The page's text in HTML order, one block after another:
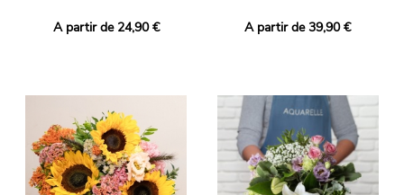
A partir de 24,90 € A partir de 39,90 €